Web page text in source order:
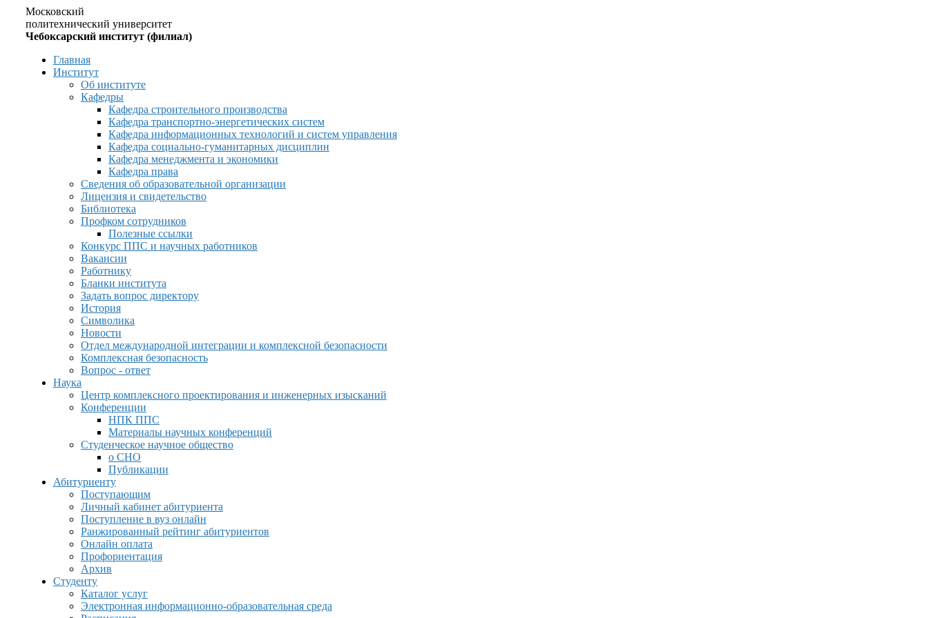
Московский
политехнический университет
Чебоксарский институт (филиал)
Главная
Институт
Об институте
Кафедры
Кафедра строительного производства
Кафедра транспортно-энергетических систем
Кафедра информационных технологий и систем управления
Кафедра социально-гуманитарных дисциплин
Кафедра менеджмента и экономики
Кафедра права
Сведения об образовательной организации
Лицензия и свидетельство
Библиотека
Профком сотрудников
Полезные ссылки
Конкурс ППС и научных работников
Вакансии
Работнику
Бланки института
Задать вопрос директору
История
Символика
Новости
Отдел международной интеграции и комплексной безопасности
Комплексная безопасность
Вопрос - ответ
Наука
Центр комплексного проектирования и инженерных изысканий
Конференции
НПК ППС
Материалы научных конференций
Студенческое научное общество
о СНО
Публикации
Абитуриенту
Поступающим
Личный кабинет абитуриента
Поступление в вуз онлайн
Ранжированный рейтинг абитуриентов
Онлайн оплата
Профориентация
Архив
Студенту
Каталог услуг
Электронная информационно-образовательная среда